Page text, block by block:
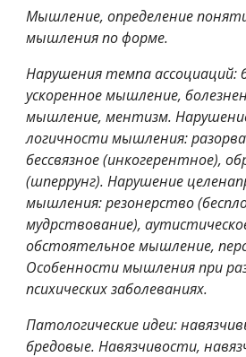
Мышление, определение
мышления по форме.
Нарушения темпа ассоциаций:
ускоренное мышление,
мышление, ментизм.
логичности мышления:
бессвязное (инкогерентное),
(шперрунг). Нарушение
мышления: резонерство
мудрствование),
обстоятельное мышление,
Особенности мышления при
психических заболеваниях.
Патологические идеи:
бредовые. Навязчивости,